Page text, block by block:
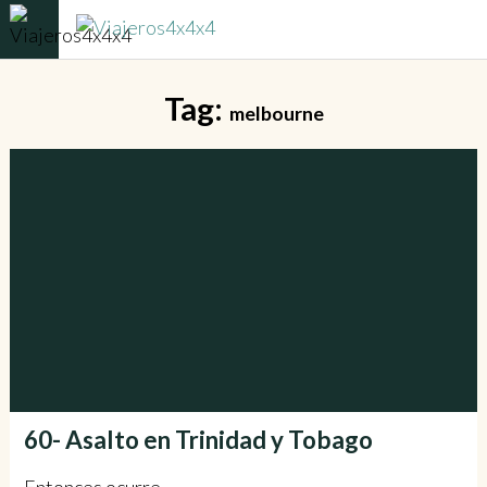
Tag: melbourne
60- Asalto en Trinidad y Tobago